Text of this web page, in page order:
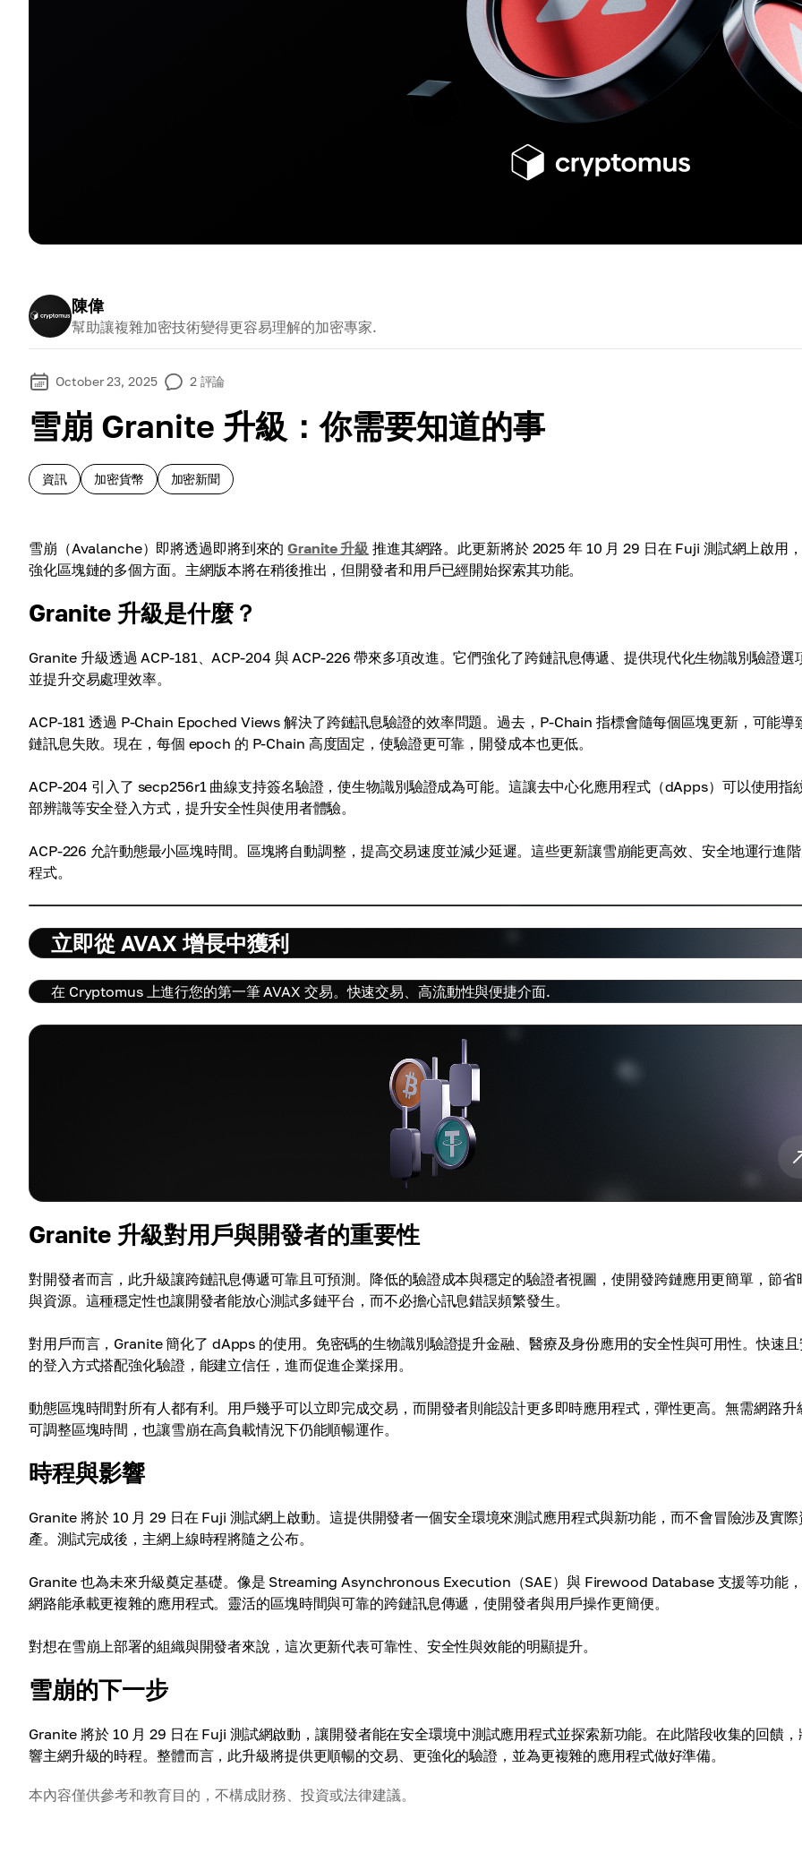
陳偉
幫助讓複雜加密技術變得更容易理解的加密專家.
October 23, 2025 2 評論
雪崩 Granite 升級：你需要知道的事
資訊 加密貨幣 加密新聞
雪崩（Avalanche）即將透過即將到來的Granite 升級 推進其網路。此更新將於 2025 年 10 月 29 日在 Fuji 測試網上啟用
強化區塊鏈的多個方面。主網版本將在稍後推出，但開發者和用戶已經開始探索其功能。
Granite 升級是什麼？
Granite 升級透過 ACP-181、ACP-204 與 ACP-226 帶來多項改進。它們強化了跨鏈訊息傳遞、提供現代化生物識別驗證選
並提升交易處理效率。
ACP-181 透過 P-Chain Epoched Views 解決了跨鏈訊息驗證的效率問題。過去，P-Chain 指標會隨每個區塊更新，可能導
鏈訊息失敗。現在，每個 epoch 的 P-Chain 高度固定，使驗證更可靠，開發成本也更低。
ACP-204 引入了 secp256r1 曲線支持簽名驗證，使生物識別驗證成為可能。這讓去中心化應用程式（dApps）可以使用指
部辨識等安全登入方式，提升安全性與使用者體驗。
ACP-226 允許動態最小區塊時間。區塊將自動調整，提高交易速度並減少延遲。這些更新讓雪崩能更高效、安全地運行進
程式。
立即從 AVAX 增長中獲利
在 Cryptomus 上進行您的第一筆 AVAX 交易。快速交易、高流動性與便捷介面.
Granite 升級對用戶與開發者的重要性
對開發者而言，此升級讓跨鏈訊息傳遞可靠且可預測。降低的驗證成本與穩定的驗證者視圖，使開發跨鏈應用更簡單，節省
與資源。這種穩定性也讓開發者能放心測試多鏈平台，而不必擔心訊息錯誤頻繁發生。
對用戶而言，Granite 簡化了 dApps 的使用。免密碼的生物識別驗證提升金融、醫療及身份應用的安全性與可用性。快速
的登入方式搭配強化驗證，能建立信任，進而促進企業採用。
動態區塊時間對所有人都有利。用戶幾乎可以立即完成交易，而開發者則能設計更多即時應用程式，彈性更高。無需網路升
可調整區塊時間，也讓雪崩在高負載情況下仍能順暢運作。
時程與影響
Granite 將於 10 月 29 日在 Fuji 測試網上啟動。這提供開發者一個安全環境來測試應用程式與新功能，而不會冒險涉及實際
產。測試完成後，主網上線時程將隨之公布。
Granite 也為未來升級奠定基礎。像是 Streaming Asynchronous Execution（SAE）與 Firewood Database 支援等功能
網路能承載更複雜的應用程式。靈活的區塊時間與可靠的跨鏈訊息傳遞，使開發者與用戶操作更簡便。
對想在雪崩上部署的組織與開發者來說，這次更新代表可靠性、安全性與效能的明顯提升。
雪崩的下一步
Granite 將於 10 月 29 日在 Fuji 測試網啟動，讓開發者能在安全環境中測試應用程式並探索新功能。在此階段收集的回饋，
響主網升級的時程。整體而言，此升級將提供更順暢的交易、更強化的驗證，並為更複雜的應用程式做好準備。
本內容僅供參考和教育目的，不構成財務、投資或法律建議。